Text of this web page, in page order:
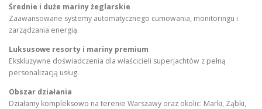
Średnie i duże mariny żeglarskie
Zaawansowane systemy automatycznego cumowania, monitoringu i
zarządzania energią.
Luksusowe resorty i mariny premium
Ekskluzywne doświadczenia dla właścicieli superjachtów z pełną
personalizacją usług.
Obszar działania
Działamy kompleksowo na terenie Warszawy oraz okolic: Marki, Ząbki,